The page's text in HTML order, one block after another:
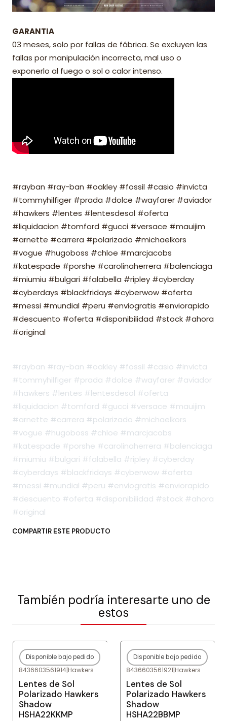
GARANTIA
03 meses, solo por fallas de fábrica. Se excluyen las
fallas por manipulación incorrecta, mal uso o
exponerlo al fuego o sol o calor intenso.
#rayban #ray-ban #oakley #fossil #casio #invicta
#tommyhilfiger #prada #dolce #wayfarer #aviador
#hawkers #lentes #lentesdesol #oferta
#liquidacion #tomford #gucci #versace #mauijim
#arnette #carrera #polarizado #michaelkors
#vogue #hugoboss #chloe #marcjacobs
#katespade #porshe #carolinaherrera #balenciaga
#miumiu #bulgari #falabella #ripley #cyberday
#cyberdays #blackfridays #cyberwow #oferta
#messi #mundial #peru #enviogratis #enviorapido
#descuento #oferta #disponibilidad #stock #ahora
#original
#rayban #ray-ban #oakley #fossil #casio #invicta
#tommyhilfiger #prada #dolce #wayfarer #aviador
#hawkers #lentes #lentesdesol #oferta
#liquidacion #tomford #gucci #versace #mauijim
#arnette #carrera #polarizado #michaelkors
#vogue #hugoboss #chloe #marcjacobs
#katespade #porshe #carolinaherrera #balenciaga
#miumiu #bulgari #falabella #ripley #cyberday
#cyberdays #blackfridays #cyberwow #oferta
#messi #mundial #peru #enviogratis #enviorapido
#descuento #oferta #disponibilidad #stock #ahora
#original
COMPARTIR ESTE PRODUCTO
También podría interesarte uno de
estos
-80%OFF
Agotado
Disponible bajo pedido
8436603561914|Hawkers
Lentes de Sol
Polarizado Hawkers
Shadow
HSHA22KKMP
-80%OFF
Agotado
Disponible bajo pedido
8436603561921|Hawkers
Lentes de Sol
Polarizado Hawkers
Shadow
HSHA22BBMP